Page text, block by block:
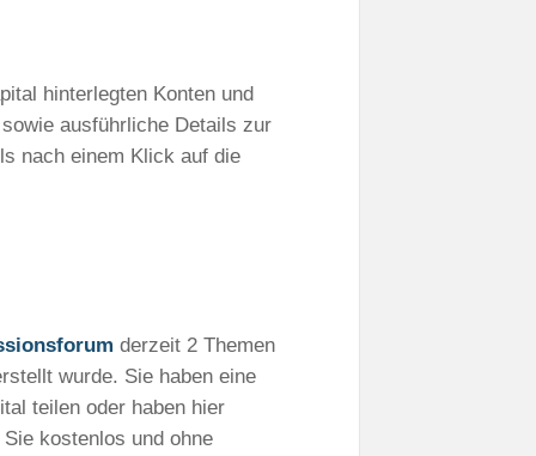
hinterlegten Konten und
ausführliche Details zur
nach einem Klick auf die
derzeit 2 Themen
wurde. Sie haben eine
teilen oder haben hier
kostenlos und ohne